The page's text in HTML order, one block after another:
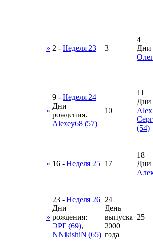
» 2 - Неделя 23 3
4
Дни
»
9 - Неделя 24
Дни
рождения:
Alexey68 (57)
10
11
Дни
(54)
» 16 - Неделя 25 17
18
Дни
»
23 - Неделя 26
Дни
рождения:
ЭРГ (69),
NNikishiN (65)
24
День
выпуска
2000
года
25